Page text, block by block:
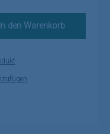
In den Warenkorb